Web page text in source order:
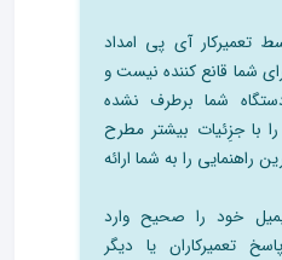
تعمیرکار آی پی امداد
شما قانع کننده نیست و
شما برطرف نشده
با جزِئیات بیشتر مطرح
راهنمایی را به شما ارائه
خود را صحیح وارد
تعمیرکاران یا دیگر